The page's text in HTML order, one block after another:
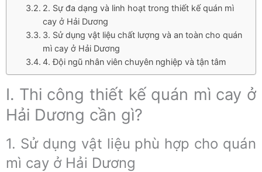
2. Sự đa dạng và linh hoạt trong thiết kế quán mì
cay ở Hải Dương
3. Sử dụng vật liệu chất lượng và an toàn cho quán
mì cay ở Hải Dương
4. Đội ngũ nhân viên chuyên nghiệp và tận tâm
I. Thi công thiết kế quán mì cay ở
Hải Dương cần gì?
1. Sử dụng vật liệu phù hợp cho quán
mì cay ở Hải Dương